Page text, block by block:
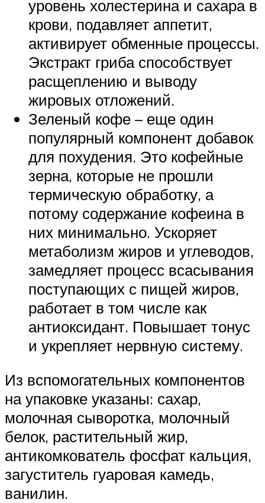
уровень холестерина и сахара в
крови, подавляет аппетит,
активирует обменные процессы.
Экстракт гриба способствует
расщеплению и выводу
жировых отложений.
Зеленый кофе – еще один
популярный компонент добавок
для похудения. Это кофейные
зерна, которые не прошли
термическую обработку, а
потому содержание кофеина в
них минимально. Ускоряет
метаболизм жиров и углеводов,
замедляет процесс всасывания
поступающих с пищей жиров,
работает в том числе как
антиоксидант. Повышает тонус
и укрепляет нервную систему.
Из вспомогательных компонентов
на упаковке указаны: сахар,
молочная сыворотка, молочный
белок, растительный жир,
антикомкователь фосфат кальция,
загуститель гуаровая камедь,
ванилин.